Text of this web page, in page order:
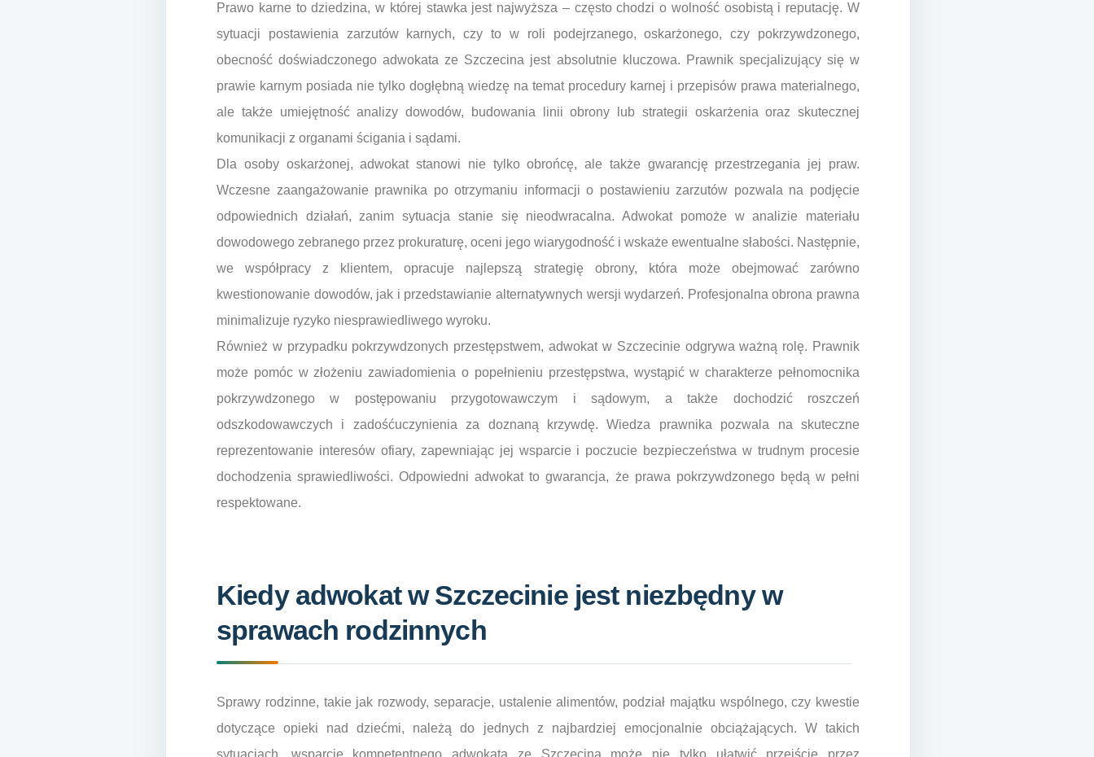
Prawo karne to dziedzina, w której stawka jest najwyższa – często chodzi o wolność osobistą i reputację. W
sytuacji postawienia zarzutów karnych, czy to w roli podejrzanego, oskarżonego, czy pokrzywdzonego,
obecność doświadczonego adwokata ze Szczecina jest absolutnie kluczowa. Prawnik specjalizujący się w
prawie karnym posiada nie tylko dogłębną wiedzę na temat procedury karnej i przepisów prawa materialnego,
ale także umiejętność analizy dowodów, budowania linii obrony lub strategii oskarżenia oraz skutecznej
komunikacji z organami ścigania i sądami.
Dla osoby oskarżonej, adwokat stanowi nie tylko obrońcę, ale także gwarancję przestrzegania jej praw.
Wczesne zaangażowanie prawnika po otrzymaniu informacji o postawieniu zarzutów pozwala na podjęcie
odpowiednich działań, zanim sytuacja stanie się nieodwracalna. Adwokat pomoże w analizie materiału
dowodowego zebranego przez prokuraturę, oceni jego wiarygodność i wskaże ewentualne słabości. Następnie,
we współpracy z klientem, opracuje najlepszą strategię obrony, która może obejmować zarówno
kwestionowanie dowodów, jak i przedstawianie alternatywnych wersji wydarzeń. Profesjonalna obrona prawna
minimalizuje ryzyko niesprawiedliwego wyroku.
Również w przypadku pokrzywdzonych przestępstwem, adwokat w Szczecinie odgrywa ważną rolę. Prawnik
może pomóc w złożeniu zawiadomienia o popełnieniu przestępstwa, wystąpić w charakterze pełnomocnika
pokrzywdzonego w postępowaniu przygotowawczym i sądowym, a także dochodzić roszczeń
odszkodowawczych i zadośćuczynienia za doznaną krzywdę. Wiedza prawnika pozwala na skuteczne
reprezentowanie interesów ofiary, zapewniając jej wsparcie i poczucie bezpieczeństwa w trudnym procesie
dochodzenia sprawiedliwości. Odpowiedni adwokat to gwarancja, że prawa pokrzywdzonego będą w pełni
respektowane.
Kiedy adwokat w Szczecinie jest niezbędny w
sprawach rodzinnych
Sprawy rodzinne, takie jak rozwody, separacje, ustalenie alimentów, podział majątku wspólnego, czy kwestie
dotyczące opieki nad dziećmi, należą do jednych z najbardziej emocjonalnie obciążających. W takich
sytuacjach, wsparcie kompetentnego adwokata ze Szczecina może nie tylko ułatwić przejście przez